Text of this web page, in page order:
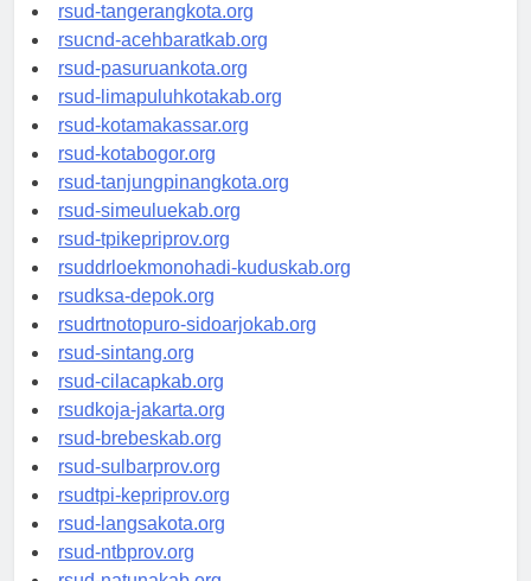
rsud-tangerangkota.org
rsucnd-acehbaratkab.org
rsud-pasuruankota.org
rsud-limapuluhkotakab.org
rsud-kotamakassar.org
rsud-kotabogor.org
rsud-tanjungpinangkota.org
rsud-simeuluekab.org
rsud-tpikepriprov.org
rsuddrloekmonohadi-kuduskab.org
rsudksa-depok.org
rsudrtnotopuro-sidoarjokab.org
rsud-sintang.org
rsud-cilacapkab.org
rsudkoja-jakarta.org
rsud-brebeskab.org
rsud-sulbarprov.org
rsudtpi-kepriprov.org
rsud-langsakota.org
rsud-ntbprov.org